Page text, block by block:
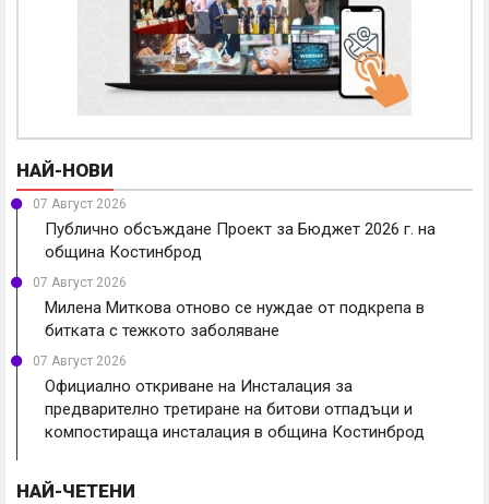
НАЙ-НОВИ
07 Август 2026
Публично обсъждане Проект за Бюджет 2026 г. на
община Костинброд
07 Август 2026
Милена Миткова отново се нуждае от подкрепа в
битката с тежкото заболяване
07 Август 2026
Официално откриване на Инсталация за
предварително третиране на битови отпадъци и
компостираща инсталация в община Костинброд
НАЙ-ЧЕТЕНИ